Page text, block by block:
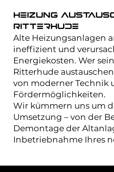
Heizung
Ritterhude
Alte Heizungsanlagen
ineffizient und
Energiekosten. Wer
Ritterhude
von moderner Technik
Fördermöglichkeiten.
Wir kümmern uns um
Umsetzung – von der
Demontage der
Inbetriebnahme Ihres